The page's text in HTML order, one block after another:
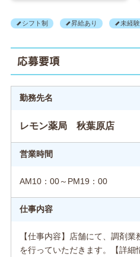
シフト制 昇給あり 未経
応募要項
勤務先名
レモン薬局 秋葉原店
営業時間
AM10：00～PM19：00
仕事内容
【仕事内容】店舗にて、調剤
を行っていただきます。【詳